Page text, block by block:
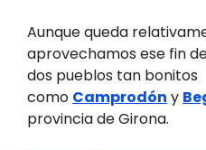
Aunque queda
aprovechamos ese fin
dos pueblos tan bonitos
como Camprodón y
provincia de Girona.